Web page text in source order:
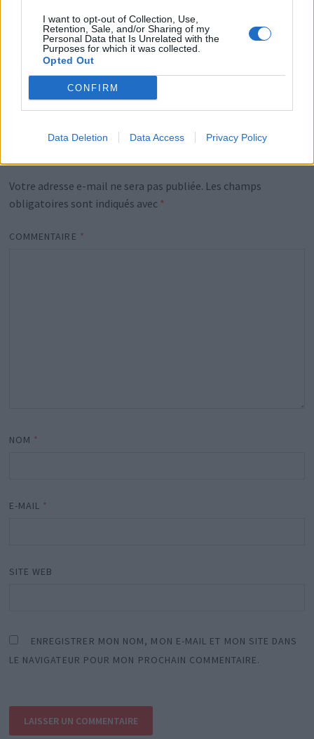
I want to opt-out of Collection, Use,
Retention, Sale, and/or Sharing of my
Personal Data that Is Unrelated with the
Purposes for which it was collected.
Opted Out
CONFIRM
Data Deletion Data Access Privacy Policy
Thierry Ardisson et son héritage : qu’a-t-il légué à ses
proches ? « Je ne suis pas riche… »
21 juillet 2025
Votre adresse e-mail ne sera pas publiée. Les champs
obligatoires sont indiqués avec *
COMMENTAIRE *
NOM *
E-MAIL *
SITE WEB
ENREGISTRER MON NOM, MON E-MAIL ET MON SITE DANS
LE NAVIGATEUR POUR MON PROCHAIN COMMENTAIRE.